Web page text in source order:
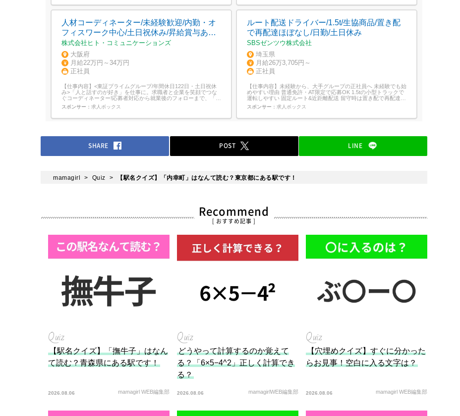
研...
人材コーディネーター/未経験歓迎/内勤・オ
フィスワーク中心/土日祝休み/昇給賞与あり/
年休122日
株式会社ヒト・コミュニケーションズ
大阪府
月給22万円～34万円
正社員
【仕事内容】<東証プライムグループ/年間休日122日・土日祝休
み>「人と話すのが好き」を仕事に。求職者と企業を笑顔でつな
ぐコーディネーター!応募者対応から就業後のフォローまで、「あ
りがとう」がやりがいにつながる人材コーディネーターです。 人
と企業をつなぐ仕事 未経験歓迎!専門知識や業務の流れは入社後
スポンサー： 求人ボックス
ルート配送ドライバー/1.5t/生協商品/置き配
で再配達ほぼなし/日勤/土日休み
SBSゼンツウ株式会社
埼玉県
月給26万3,705円～
正社員
【仕事内容】未経験から、大手グループの正社員へ 未経験でも始
めやすい理由 普通免許・AT限定で応募OK 1.5tの小型トラックで
運転しやすい 固定ルート&近距離配送 留守時は置き配で再配達ほ
ぼなし 同乗研修ありでドライバーデビューも安心 この先家族が
できても安心な理由 日勤固定で生活リズム安定 完全週休2日制で
スポンサー： 求人ボックス
SHARE POST LINE
mamagirl Quiz 【駅名クイズ】「内幸町」はなんて読む？東京都にある駅です！
Recommend
[ おすすめ記事 ]
Quiz
【駅名クイズ】「撫牛子」はなん
て読む？青森県にある駅です！
2026.08.06 mamagirl WEB編集部
Quiz
どうやって計算するのか覚えて
る？「6×5−4^2」正しく計算でき
る？
2026.08.06 mamagirlWEB編集部
Quiz
【穴埋めクイズ】すぐに分かった
らお見事！空白に入る文字は？
2026.08.06 mamagirl WEB編集部